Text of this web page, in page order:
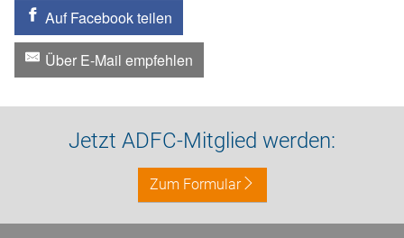
Auf Facebook teilen
Über E-Mail empfehlen
Jetzt ADFC-Mitglied werden:
Zum Formular